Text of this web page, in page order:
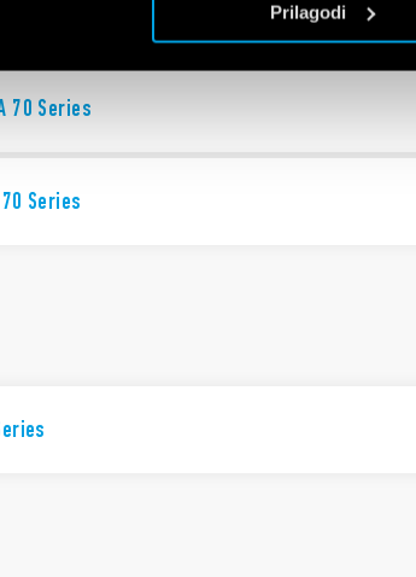
Prilagodi
70 Series
70 Series